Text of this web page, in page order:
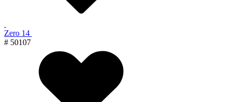
Zero 14
# 50107